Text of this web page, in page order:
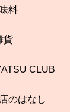
料
貨
CLUB
のはなし